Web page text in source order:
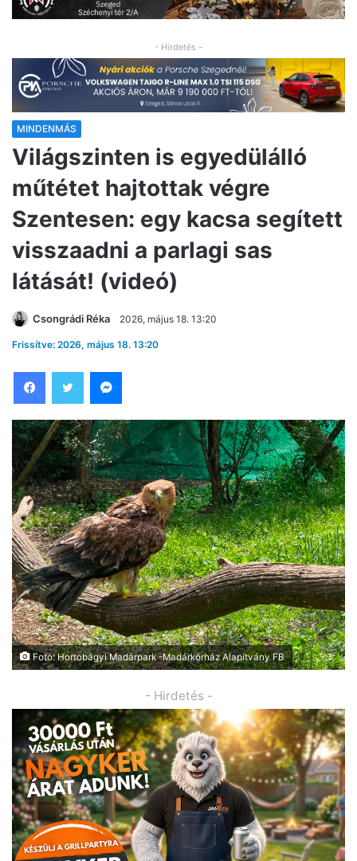
- Hirdetés -
MINDENMÁS
Világszinten is egyedülálló
műtétet hajtottak végre
Szentesen: egy kacsa segített
visszaadni a parlagi sas
látását! (videó)
Csongrádi Réka 2026, május 18. 13:20
Frissítve: 2026, május 18. 13:20
Fotó: Hortobágyi Madárpark -Madárkórház Alapítvány FB
- Hirdetés -